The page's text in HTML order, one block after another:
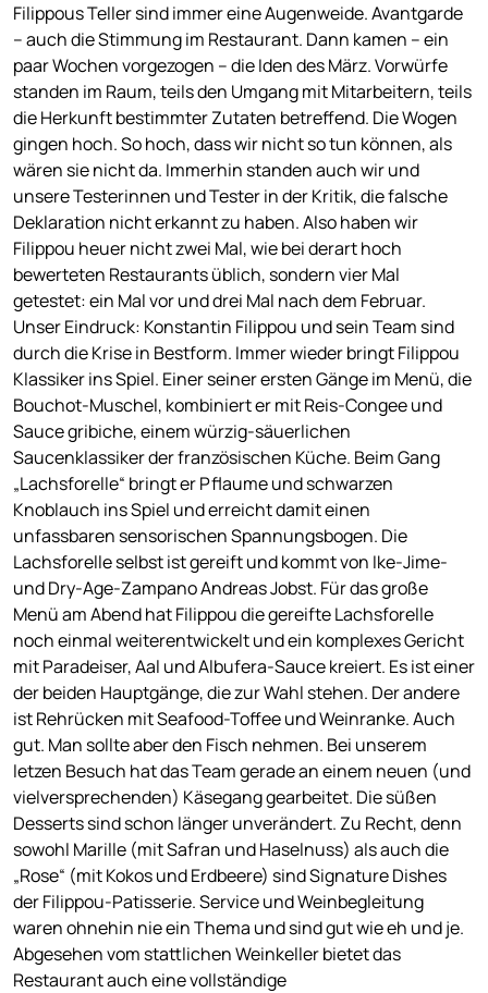
Filippous Teller sind immer eine Augenweide. Avantgarde
– auch die Stimmung im Restaurant. Dann kamen – ein
paar Wochen vorgezogen – die Iden des März. Vorwürfe
standen im Raum, teils den Umgang mit Mitarbeitern, teils
die Herkunft bestimmter Zutaten betreffend. Die Wogen
gingen hoch. So hoch, dass wir nicht so tun können, als
wären sie nicht da. Immerhin standen auch wir und
unsere Testerinnen und Tester in der Kritik, die falsche
Deklaration nicht erkannt zu haben. Also haben wir
Filippou heuer nicht zwei Mal, wie bei derart hoch
bewerteten Restaurants üblich, sondern vier Mal
getestet: ein Mal vor und drei Mal nach dem Februar.
Unser Eindruck: Konstantin Filippou und sein Team sind
durch die Krise in Bestform. Immer wieder bringt Filippou
Klassiker ins Spiel. Einer seiner ersten Gänge im Menü, die
Bouchot-Muschel, kombiniert er mit Reis-Congee und
Sauce gribiche, einem würzig-säuerlichen
Saucenklassiker der französischen Küche. Beim Gang
„Lachsforelle“ bringt er Pflaume und schwarzen
Knoblauch ins Spiel und erreicht damit einen
unfassbaren sensorischen Spannungsbogen. Die
Lachsforelle selbst ist gereift und kommt von Ike-Jime-
und Dry-Age-Zampano Andreas Jobst. Für das große
Menü am Abend hat Filippou die gereifte Lachsforelle
noch einmal weiterentwickelt und ein komplexes Gericht
mit Paradeiser, Aal und Albufera-Sauce kreiert. Es ist einer
der beiden Hauptgänge, die zur Wahl stehen. Der andere
ist Rehrücken mit Seafood-Toffee und Weinranke. Auch
gut. Man sollte aber den Fisch nehmen. Bei unserem
letzen Besuch hat das Team gerade an einem neuen (und
vielversprechenden) Käsegang gearbeitet. Die süßen
Desserts sind schon länger unverändert. Zu Recht, denn
sowohl Marille (mit Safran und Haselnuss) als auch die
„Rose“ (mit Kokos und Erdbeere) sind Signature Dishes
der Filippou-Patisserie. Service und Weinbegleitung
waren ohnehin nie ein Thema und sind gut wie eh und je.
Abgesehen vom stattlichen Weinkeller bietet das
Restaurant auch eine vollständige